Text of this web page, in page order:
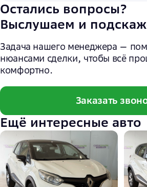
Остались вопросы?
Выслушаем и
Задача нашего менеджера —
нюансами сделки, чтобы всё
комфортно.
Заказать
Ещё интересные авто